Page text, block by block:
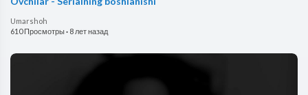
Umarshoh
610 Просмотры· 8 лет назад